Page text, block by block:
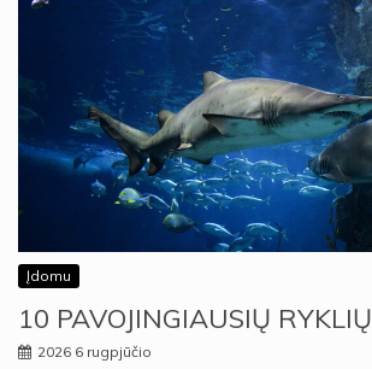
Įdomu
10 PAVOJINGIAUSIŲ RYKLIŲ
2026 6 rugpjūčio